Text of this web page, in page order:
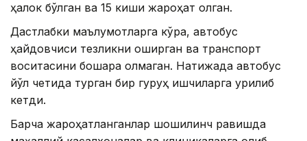
ҳалок бўлган ва 15 киши жароҳат олган.
Дастлабки маълумотларга кўра, автобус
ҳайдовчиси тезликни оширган ва транспорт
воситасини бошқара олмаган. Натижада автобус
йўл четида турган бир гуруҳ ишчиларга урилиб
кетди.
Барча жароҳатланганлар шошилинч равишда